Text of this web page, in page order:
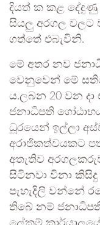
දියත් ක කළ
සියලු අරගල වලට
ගත්තේ එබැවිනි.
මේ අතර නව
වෙනුවෙන් මේ
ය.ලබන 20 වන
ජනාධිපති
ධූරයෙන් ඉල්ලා
අරාජිකත්වයකට
අතැතිව
සිටිනවා විනා
පැහැදිලි වන්නේ
තිබේ නම්